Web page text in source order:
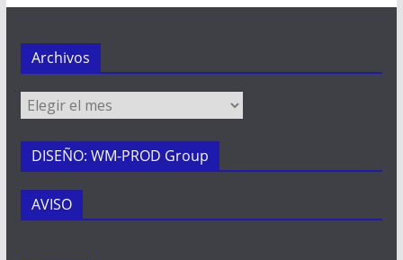
Archivos
Archivos
DISEÑO: WM-PROD Group
AVISO